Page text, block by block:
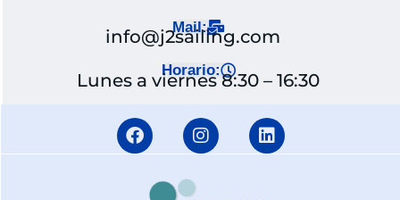
Mail:
info@j2sailing.com
Horario:
Lunes a viernes 8:30 – 16:30